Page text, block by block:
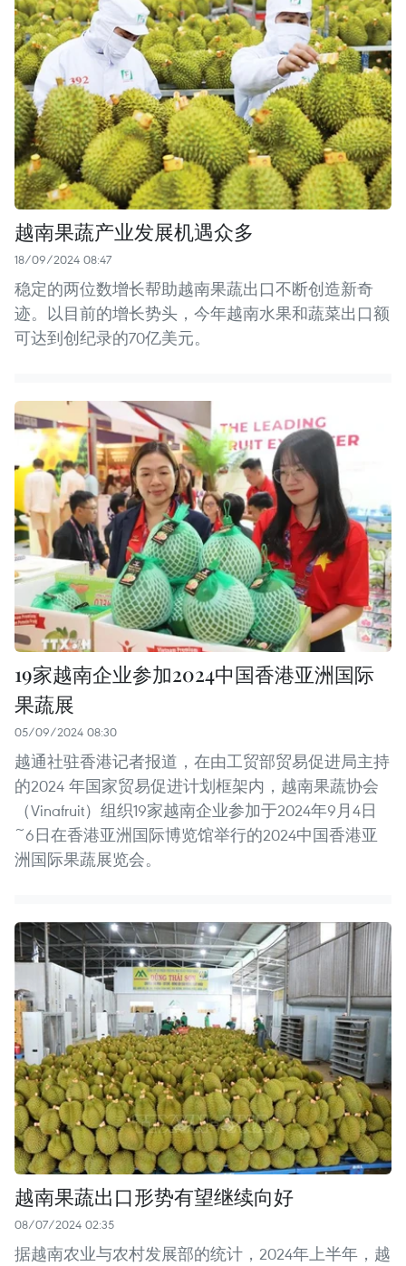
越南果蔬产业发展机遇众多
18/09/2024 08:47
稳定的两位数增长帮助越南果蔬出口不断创造新奇
迹。以目前的增长势头，今年越南水果和蔬菜出口额
可达到创纪录的70亿美元。
19家越南企业参加2024中国香港亚洲国际
果蔬展
05/09/2024 08:30
越通社驻香港记者报道，在由工贸部贸易促进局主持
的2024 年国家贸易促进计划框架内，越南果蔬协会
（Vinafruit）组织19家越南企业参加于2024年9月4日
~6日在香港亚洲国际博览馆举行的2024中国香港亚
洲国际果蔬展览会。
越南果蔬出口形势有望继续向好
08/07/2024 02:35
据越南农业与农村发展部的统计，2024年上半年，越